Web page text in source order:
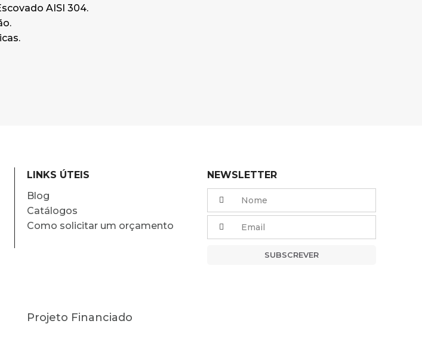
AISI 304.
LINKS ÚTEIS
Blog
Catálogos
Como solicitar um orçamento
Projeto Financiado
NEWSLETTER
SUBSCREVER